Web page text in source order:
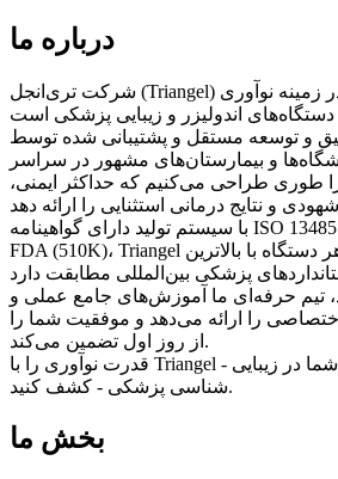
درباره ما
شرکت تری‌انجل (Triangel) یکی از رهبران جهانی در زمینه نوآوری
و توسعه مستقل و پشتیبانی شده توسط
و بیمارستان‌های مشهور در سراسر
طوری طراحی می‌کنیم که حداکثر ایمنی،
با سیستم تولید دارای گواهینامه ISO 13485 و محصولات مورد تایید
FDA (510K)، Triangel تضمین می‌کند که هر دستگاه با بالاترین
تیم حرفه‌ای ما آموزش‌های جامع عملی و
را ارائه می‌دهد و موفقیت شما را
از روز اول تضمین می‌کند.
قدرت نوآوری را با Triangel - شریک مورد اعتماد شما در زیبایی
شناسی پزشکی - کشف کنید.
بخش ما